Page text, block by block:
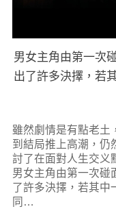
男女主角由第一次
出了許多決擇，若
雖然劇情是有點老土
到結局推上高潮，仍
討了在面對人生交义
男女主角由第一次碰
了許多決擇，若其中
同…